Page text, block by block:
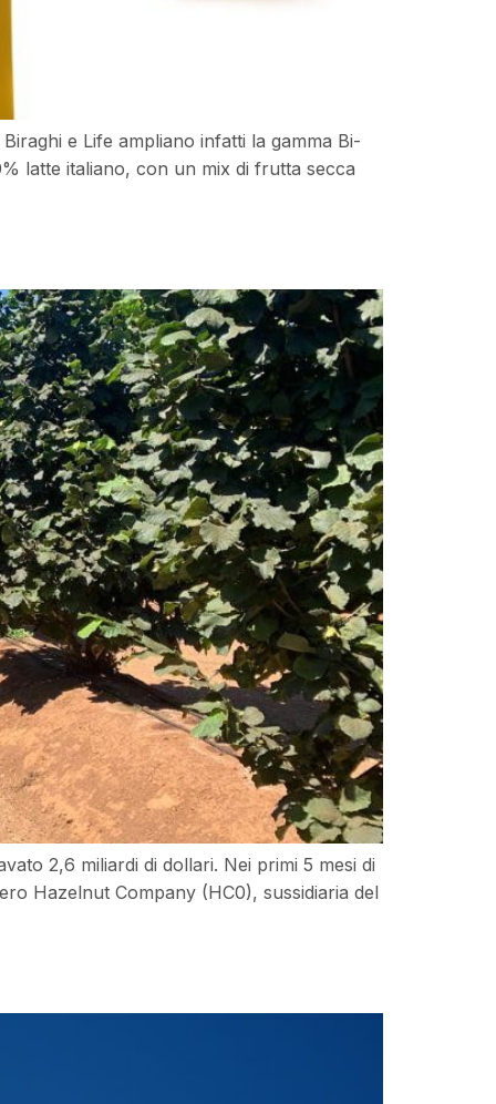
e Life ampliano infatti la gamma Bi-
latte italiano, con un mix di frutta secca
2,6 miliardi di dollari. Nei primi 5 mesi di
Hazelnut Company (HC0), sussidiaria del